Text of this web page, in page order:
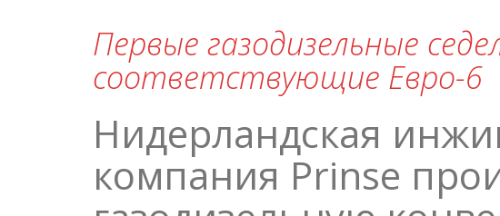
Первые газодизельные
соответствующие Евро-6
Нидерландская
компания Prinse